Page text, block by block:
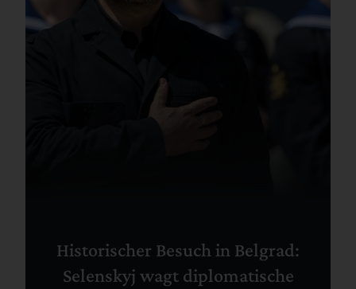
Historischer Besuch in Belgrad:
Selenskyj wagt diplomatische